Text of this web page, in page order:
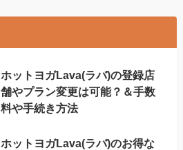
ホットヨガLava(ラバ)の登録店
舗やプラン変更は可能？＆手数
料や手続き方法
ホットヨガLava(ラバ)のお得な